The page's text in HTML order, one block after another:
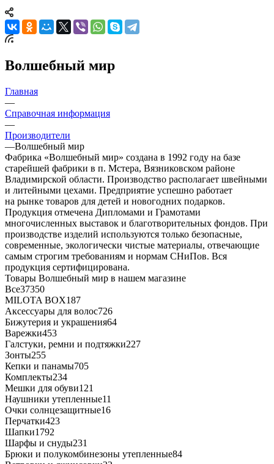
Волшебный мир
Главная
—
Справочная информация
—
Производители
—Волшебный мир
Фабрика «Волшебный мир» создана в 1992 году на базе
старейшей фабрики в п. Мстера, Вязниковском районе
Владимирской области. Производство располагает швейными
и литейными цехами. Предприятие успешно работает
на рынке товаров для детей и новогодних подарков.
Продукция отмечена Дипломами и Грамотами
многочисленных выставок и благотворительных фондов. При
производстве изделий используются только безопасные,
современные, экологически чистые материалы, отвечающие
самым строгим требованиям и нормам СНиПов. Вся
продукция сертифицирована.
Товары Волшебный мир в нашем магазине
Все37350
MILOTA BOX187
Аксессуары для волос726
Бижутерия и украшения64
Варежки453
Галстуки, ремни и подтяжки227
Зонты255
Кепки и панамы705
Комплекты234
Мешки для обуви121
Наушники утепленные11
Очки солнцезащитные16
Перчатки423
Шапки1792
Шарфы и снуды231
Брюки и полукомбинезоны утепленные84